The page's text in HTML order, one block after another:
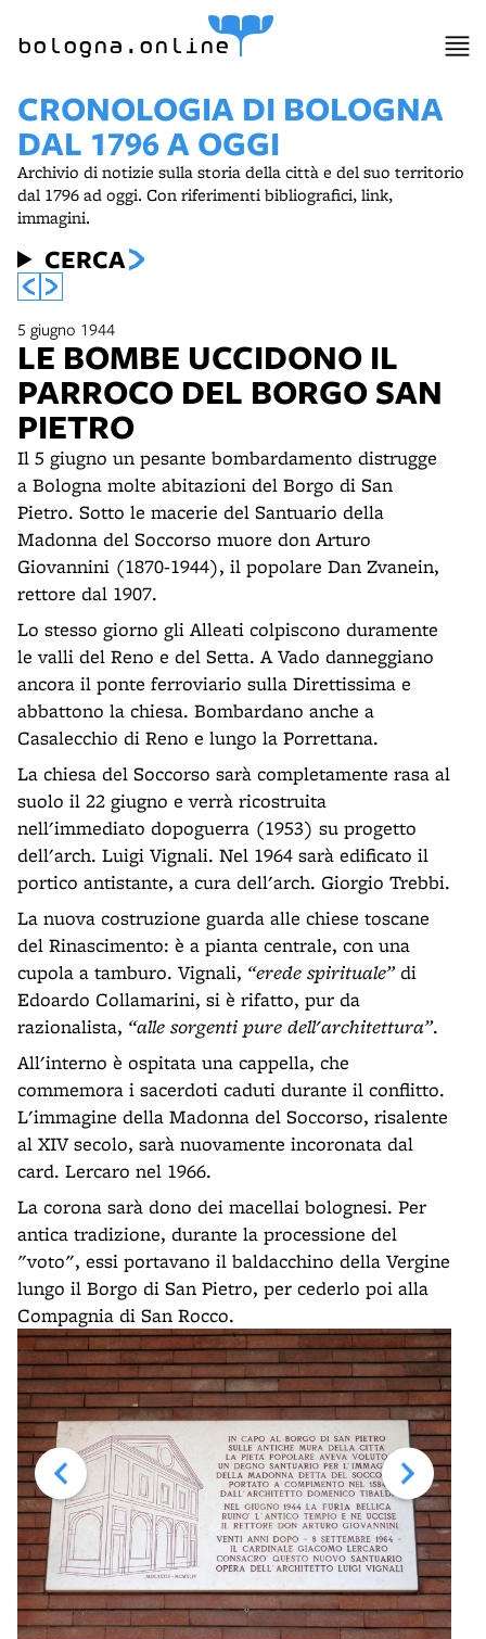
bologna.online
CRONOLOGIA DI BOLOGNA
DAL 1796 A OGGI
Archivio di notizie sulla storia della città e del suo territorio
dal 1796 ad oggi. Con riferimenti bibliografici, link,
immagini.
CERCA
5 giugno 1944
LE BOMBE UCCIDONO IL
PARROCO DEL BORGO SAN
PIETRO
Il 5 giugno un pesante bombardamento distrugge
a Bologna molte abitazioni del Borgo di San
Pietro. Sotto le macerie del Santuario della
Madonna del Soccorso muore don Arturo
Giovannini (1870-1944), il popolare Dan Zvanein,
rettore dal 1907.
Lo stesso giorno gli Alleati colpiscono duramente
le valli del Reno e del Setta. A Vado danneggiano
ancora il ponte ferroviario sulla Direttissima e
abbattono la chiesa. Bombardano anche a
Casalecchio di Reno e lungo la Porrettana.
La chiesa del Soccorso sarà completamente rasa al
suolo il 22 giugno e verrà ricostruita
nell'immediato dopoguerra (1953) su progetto
dell'arch. Luigi Vignali. Nel 1964 sarà edificato il
portico antistante, a cura dell'arch. Giorgio Trebbi.
La nuova costruzione guarda alle chiese toscane
del Rinascimento: è a pianta centrale, con una
cupola a tamburo. Vignali, “erede spirituale”di
Edoardo Collamarini, si è rifatto, pur da
razionalista, “alle sorgenti pure dell'architettura”.
All'interno è ospitata una cappella, che
commemora i sacerdoti caduti durante il conflitto.
L'immagine della Madonna del Soccorso, risalente
al XIV secolo, sarà nuovamente incoronata dal
card. Lercaro nel 1966.
La corona sarà dono dei macellai bolognesi. Per
antica tradizione, durante la processione del
"voto", essi portavano il baldacchino della Vergine
lungo il Borgo di San Pietro, per cederlo poi alla
Compagnia di San Rocco.